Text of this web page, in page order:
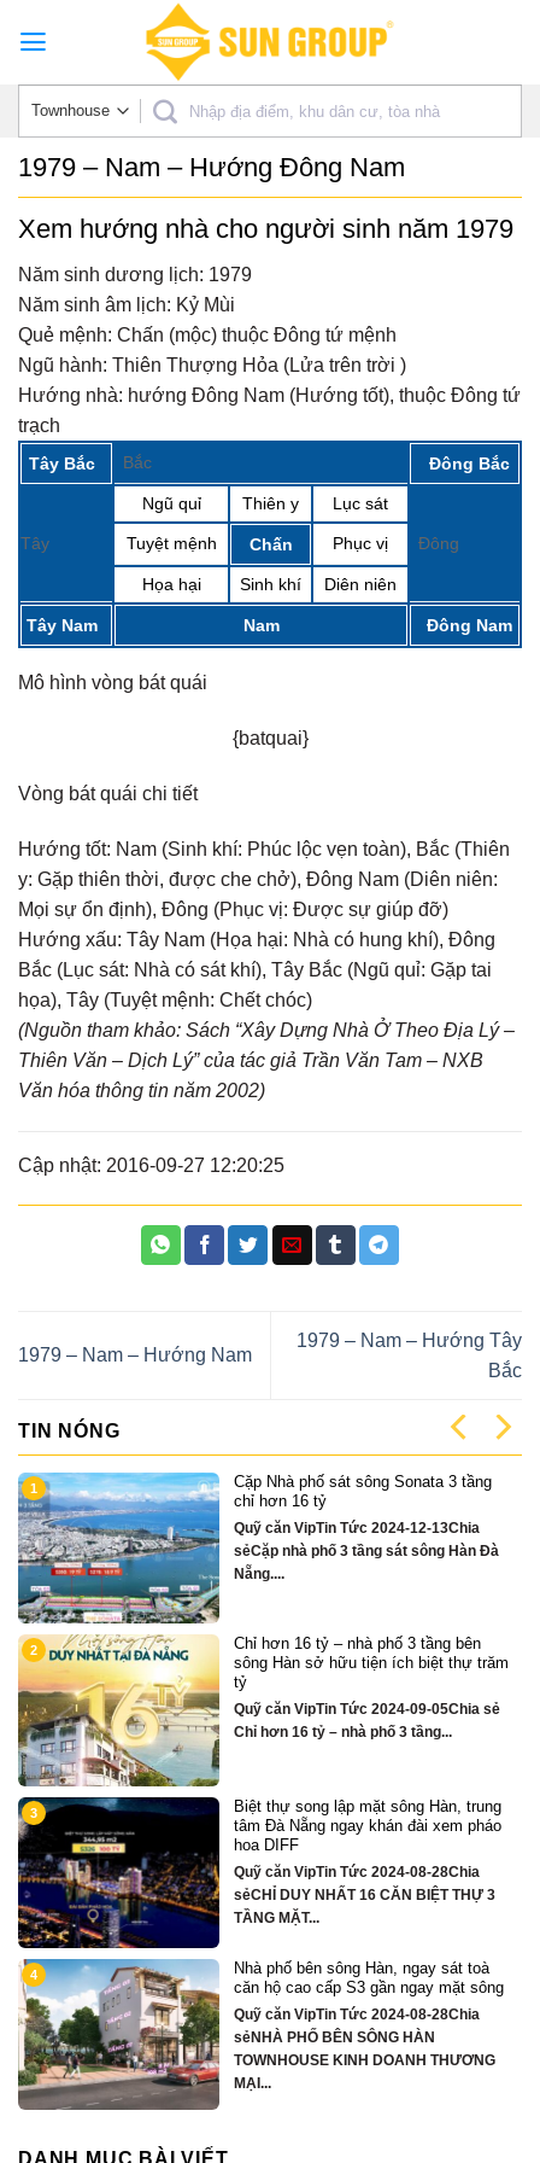
1979 – Nam – Hướng Đông Nam
Xem hướng nhà cho người sinh năm 1979
Năm sinh dương lịch: 1979
Năm sinh âm lịch: Kỷ Mùi
Quẻ mệnh: Chấn (mộc) thuộc Đông tứ mệnh
Ngũ hành: Thiên Thượng Hỏa (Lửa trên trời )
Hướng nhà: hướng Đông Nam (Hướng tốt), thuộc Đông tứ
trạch
Tây Bắc Bắc Đông Bắc
Tây
Ngũ quỉ Thiên y Lục sát
Đông
Tuyệt mệnh Chấn Phục vị
Họa hại Sinh khí Diên niên
Tây Nam Nam Đông Nam
Mô hình vòng bát quái
{batquai}
Vòng bát quái chi tiết
Hướng tốt: Nam (Sinh khí: Phúc lộc vẹn toàn), Bắc (Thiên
y: Gặp thiên thời, được che chở), Đông Nam (Diên niên:
Mọi sự ổn định), Đông (Phục vị: Được sự giúp đỡ)
Hướng xấu: Tây Nam (Họa hại: Nhà có hung khí), Đông
Bắc (Lục sát: Nhà có sát khí), Tây Bắc (Ngũ quỉ: Gặp tai
họa), Tây (Tuyệt mệnh: Chết chóc)
(Nguồn tham khảo: Sách “Xây Dựng Nhà Ở Theo Địa Lý –
Thiên Văn – Dịch Lý” của tác giả Trần Văn Tam – NXB
Văn hóa thông tin năm 2002)
Cập nhật: 2016-09-27 12:20:25
1979 – Nam – Hướng Nam
1979 – Nam – Hướng Tây
Bắc
TIN NÓNG
1
Cặp Nhà phố sát sông Sonata 3 tầng
chỉ hơn 16 tỷ
Quỹ căn VipTin Tức 2024-12-13Chia
sẻCặp nhà phố 3 tầng sát sông Hàn Đà
Nẵng....
2
Chỉ hơn 16 tỷ – nhà phố 3 tầng bên
sông Hàn sở hữu tiện ích biệt thự trăm
tỷ
Quỹ căn VipTin Tức 2024-09-05Chia sẻ
Chỉ hơn 16 tỷ – nhà phố 3 tầng...
3
Biệt thự song lập mặt sông Hàn, trung
tâm Đà Nẵng ngay khán đài xem pháo
hoa DIFF
Quỹ căn VipTin Tức 2024-08-28Chia
sẻCHỈ DUY NHẤT 16 CĂN BIỆT THỰ 3
TẦNG MẶT...
4
Nhà phố bên sông Hàn, ngay sát toà
căn hộ cao cấp S3 gần ngay mặt sông
Quỹ căn VipTin Tức 2024-08-28Chia
sẻNHÀ PHỐ BÊN SÔNG HÀN
TOWNHOUSE KINH DOANH THƯƠNG
MẠI...